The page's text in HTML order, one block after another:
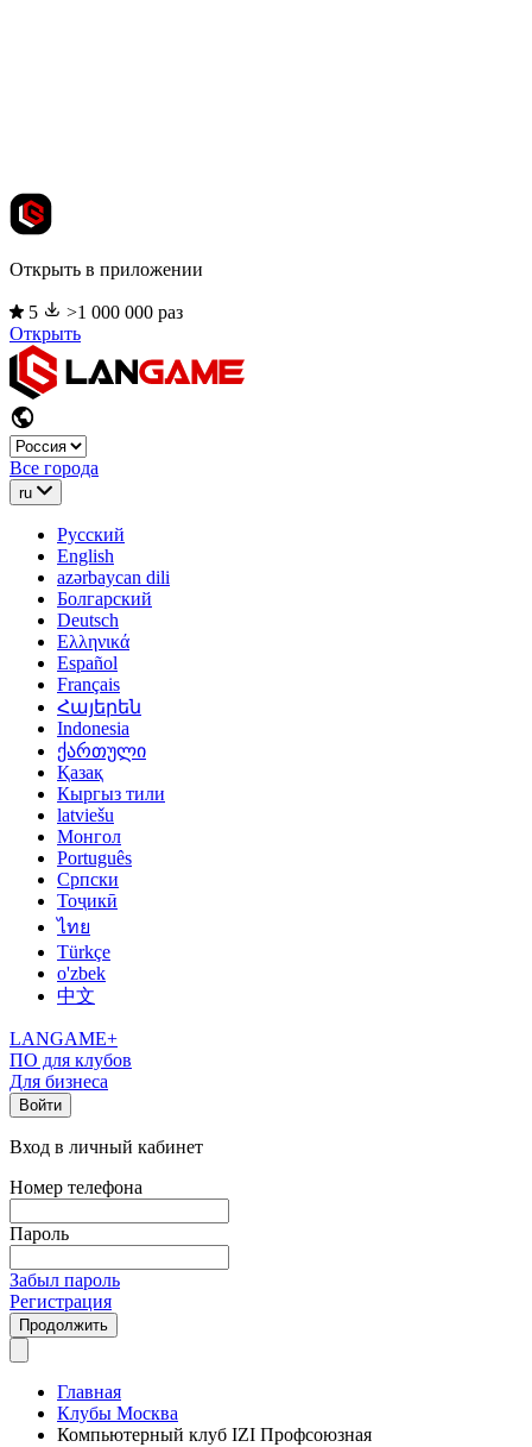
Открыть в приложении
5
>1 000 000 раз
Открыть
Все города
ru
Русский
English
azərbaycan dili
Болгарский
Deutsch
Ελληνικά
Español
Français
Հայերեն
Indonesia
ქართული
Қазақ
Кыргыз тили
latviešu
Монгол
Português
Српски
Тоҷикӣ
ไทย
Türkçe
o'zbek
中文
LANGAME+
ПО для клубов
Для бизнеса
Войти
Вход в личный кабинет
Номер телефона
Пароль
Забыл пароль
Регистрация
Продолжить
Главная
Клубы Москва
Компьютерный клуб IZI Профсоюзная